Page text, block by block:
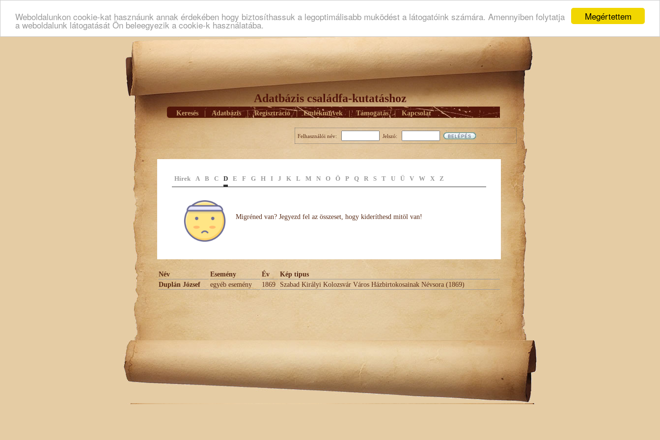
Megértettem
Weboldalunkon cookie-kat hasznáunk annak érdekében hogy biztosíthassuk a legoptimálisabb muködést a látogatóink számára. Amennyiben folytatja
a weboldalunk látogatását Ön beleegyezik a cookie-k használatába.
Adatbázis családfa-kutatáshoz
Keresés Adatbázis | Regisztráció | Emlékmûvek | Támogatás | Kapcsolat
Felhasználói név: Jelszó:
Hírek A B C D E F G H I J K L M N O Ö P Q R S T U Ü V W X Z
Migréned van? Jegyezd fel az összeset, hogy kideríthesd mitöl van!
Név Esemény Év
Kép tipus
Duplán József
egyéb esemény 1869 Szabad Királyi Kolozsvár Város Házbirtokosainak Névsora (1869)